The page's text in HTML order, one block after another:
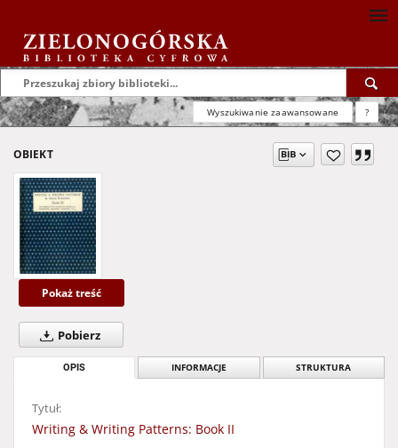
Wyszukiwanie zaawansowane ?
OBIEKT
Pokaż treść
Pobierz
OPIS INFORMACJE STRUKTURA
Tytuł:
Writing & Writing Patterns: Book II